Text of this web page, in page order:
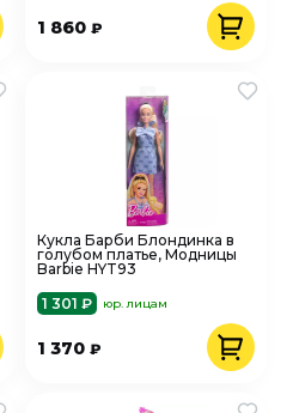
1 860₽
Кукла Барби Блондинка в
голубом платье, Модницы
Barbie HYT93
1 301 ₽
юр. лицам
1 370₽